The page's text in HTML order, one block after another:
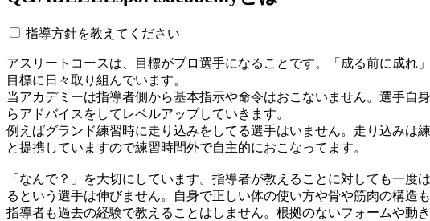
指導方針を教えてください
アスリートコースは、目標がプロ選手になることです。「成る前に成
目標に日々取り組んでいます。
当アカデミーは指導者側から基本指示や命令はおこないません。選手
らアドバイスをしてレベルアップしていきます。
例えばグランド練習時に走り込みをしてる選手はいません。走り込み
と提携していますので練習時間外で自主的におこなってます。
「なんで？」を大切にしています。指導者が教えることに対しても一
るという選手は伸びません。自身で正しい体の使い方や骨や筋肉の構造
指導者も過去の経験で教えることはしません。根拠のないフォームや動